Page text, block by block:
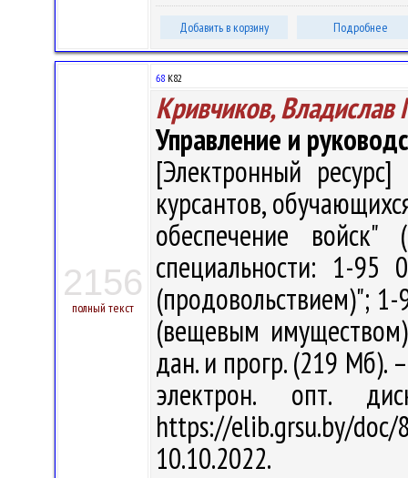
Добавить в корзину Подробнее
2156
полный текст
68 К82
Кривчиков, Владислав
Управление и
[Электронный
курсантов,
обеспечение
специальности: 1-95
(продовольствием)";
(вещевым
дан. и прогр. (219 Мб).
электрон. опт.
https://elib.grsu.by/
10.10.2022.